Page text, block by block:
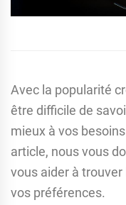
Avec la popularité
être difficile de
mieux à vos
article, nous vous
vous aider à
vos préférences.